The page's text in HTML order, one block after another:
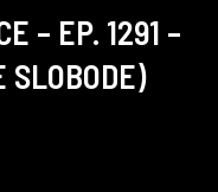
– EP. 1291 –